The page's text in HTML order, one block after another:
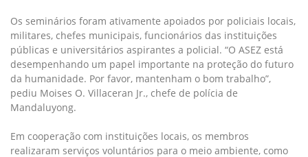
Os seminários foram ativamente apoiados por policiais locais,
militares, chefes municipais, funcionários das instituições
públicas e universitários aspirantes a policial. “O ASEZ está
desempenhando um papel importante na proteção do futuro
da humanidade. Por favor, mantenham o bom trabalho”,
pediu Moises O. Villaceran Jr., chefe de polícia de
Mandaluyong.
Em cooperação com instituições locais, os membros
realizaram serviços voluntários para o meio ambiente, como